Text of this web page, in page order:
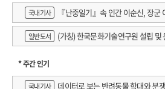
국내기사 『난중일기』속 인간 이순신, 장군
일반도서 (가칭) 한국문화기술연구원 설립 및
* 주간 인기
국내기사
데이터로 보는 반려동물 학대와 분쟁